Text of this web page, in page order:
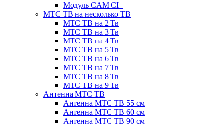
Модуль CAM CI+
МТС ТВ на несколько ТВ
МТС ТВ на 2 Тв
МТС ТВ на 3 Тв
МТС ТВ на 4 Тв
МТС ТВ на 5 Тв
МТС ТВ на 6 Тв
МТС ТВ на 7 Тв
МТС ТВ на 8 Тв
МТС ТВ на 9 Тв
Антенна МТС ТВ
Антенна МТС ТВ 55 см
Антенна МТС ТВ 60 см
Антенна МТС ТВ 90 см